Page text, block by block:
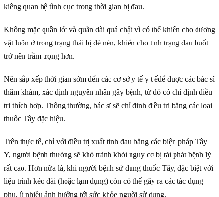
kiêng quan hệ tình dục trong thời gian bị đau.
Không mặc quần lót và quần dài quá chật vì có thể khiến cho dương
vật luôn ở trong trạng thái bị đè nén, khiến cho tình trạng đau buốt
trở nên trầm trọng hơn.
Nên sắp xếp thời gian sớm đến các cơ sở y tế y t ếđể được các bác sĩ
thăm khám, xác định nguyên nhân gây bệnh, từ đó có chỉ định điều
trị thích hợp. Thông thường, bác sĩ sẽ chỉ định điều trị bằng các loại
thuốc Tây đặc hiệu.
Trên thực tế, chỉ với điều trị xuất tinh đau bằng các biện pháp Tây
Y, người bệnh thường sẽ khó tránh khỏi nguy cơ bị tái phát bệnh lý
rất cao. Hơn nữa là, khi người bệnh sử dụng thuốc Tây, đặc biệt với
liệu trình kéo dài (hoặc lạm dụng) còn có thể gây ra các tác dụng
phụ, ít nhiều ảnh hưởng tới sức khỏe người sử dụng.